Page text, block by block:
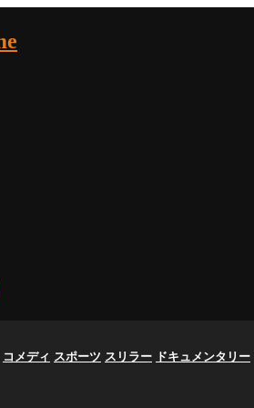
コメディ スポーツ スリラー ドキュメンタリー